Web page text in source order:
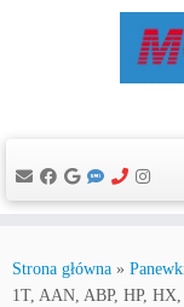
do
treści
Strona główna »
1T, AAN, ABP, HP,